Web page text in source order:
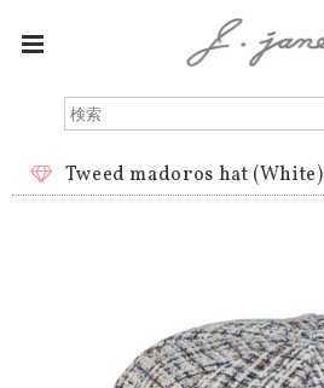
Tweed madoros hat (White)